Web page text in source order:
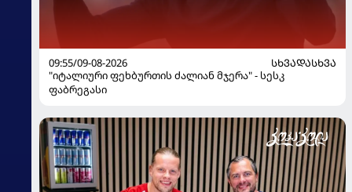
09:55/09-08-2026
ᲡᲮᲕᲐᲓᲐᲡᲮᲕᲐ
"იტალიური ფეხბურთის ძალიან მჯერა" - სესკ
ფაბრეგასი